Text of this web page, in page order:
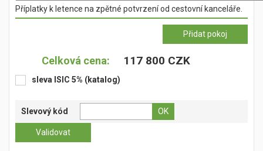
Příplatky k letence na zpětné potvrzení od cestovní kanceláře.
Celková cena: 117 800 CZK
sleva ISIC 5% (katalog)
Slevový kód